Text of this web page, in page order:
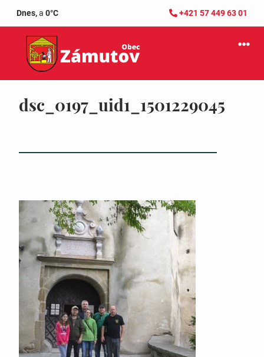
Dnes,a 0°C +421 57 449 63 01
dsc_0197_uid1_1501229045